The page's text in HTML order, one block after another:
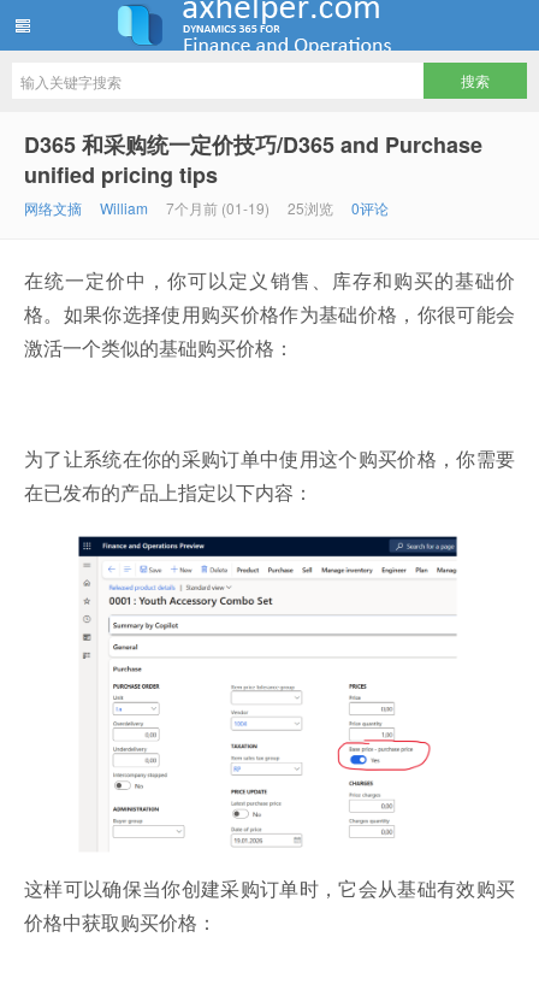
D365 和采购统一定价技巧/D365 and Purchase
unified pricing tips
网络文摘 William 7个月前 (01-19) 25浏览 0评论
在统一定价中，你可以定义销售、库存和购买的基础价
格。如果你选择使用购买价格作为基础价格，你很可能会
激活一个类似的基础购买价格：
为了让系统在你的采购订单中使用这个购买价格，你需要
在已发布的产品上指定以下内容：
这样可以确保当你创建采购订单时，它会从基础有效购买
价格中获取购买价格：